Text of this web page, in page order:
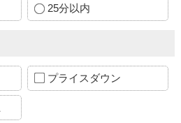
25分以内
プライスダウン